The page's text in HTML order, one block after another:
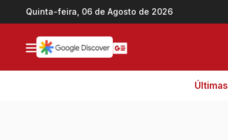
Ir direto pro conteúdo
Quinta-feira, 06 de Agosto de 2026
Últimas